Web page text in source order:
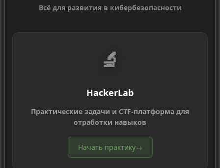
Всё для развития в кибербезопасности
🔬
HackerLab
Практические задачи и CTF-платформа для
отработки навыков
Начать практику→